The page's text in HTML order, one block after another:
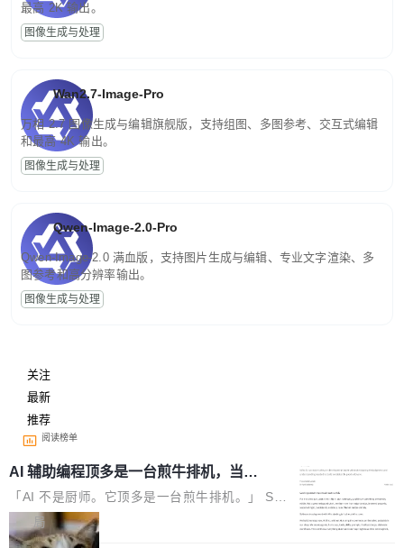
最高 2K 输出。
图像生成与处理
Wan2.7-Image-Pro
万相 2.7 图像生成与编辑旗舰版，支持组图、多图参考、交互式编辑
和最高 4K 输出。
图像生成与处理
Qwen-Image-2.0-Pro
Qwen-Image-2.0 满血版，支持图片生成与编辑、专业文字渲染、多
图参考和高分辨率输出。
图像生成与处理
关注
最新
推荐
阅读榜单
AI 辅助编程顶多是一台煎牛排机，当不
了厨师
「AI 不是厨师。它顶多是一台煎牛排机。」 Ser
hii Sydorets 写了一篇博客，把 AI 辅助编程比作
煎牛排——任何人都能把肉扔进锅里弄熟，但要
局